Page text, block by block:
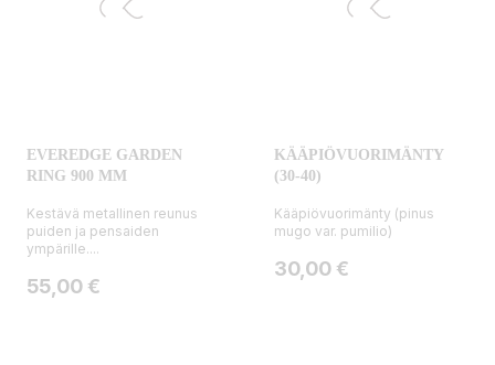
EVEREDGE GARDEN
RING 900 MM
Kestävä metallinen reunus
puiden ja pensaiden
ympärille....
Hinta
55,00 €
KÄÄPIÖVUORIMÄNTY
(30-40)
Kääpiövuorimänty (pinus
mugo var. pumilio)
Hinta
30,00 €